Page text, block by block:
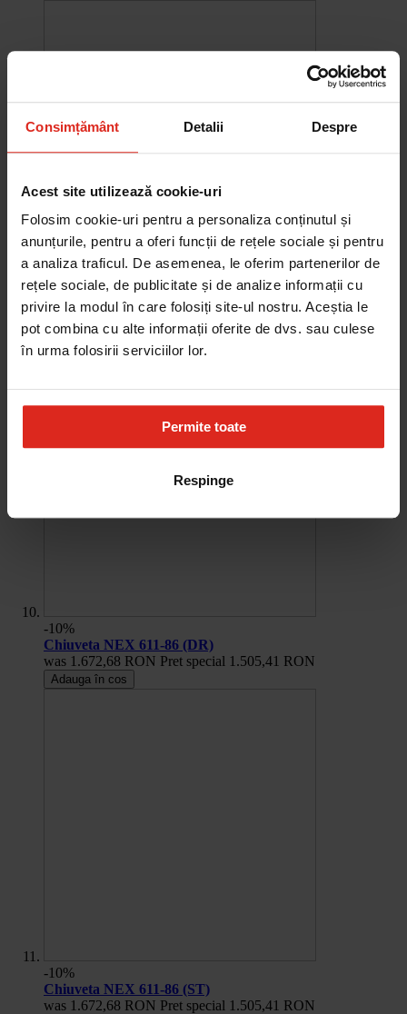
Consimțământ Detalii Despre
Acest site utilizează cookie-uri
Folosim cookie-uri pentru a personaliza conținutul și
anunțurile, pentru a oferi funcții de rețele sociale și pentru
a analiza traficul. De asemenea, le oferim partenerilor de
rețele sociale, de publicitate și de analize informații cu
privire la modul în care folosiți site-ul nostru. Aceștia le
pot combina cu alte informații oferite de dvs. sau culese
în urma folosirii serviciilor lor.
Permite toate
Respinge
-10%
Chiuveta Maris MRG 610-60
was 2.578,27 RON Pret special 2.320,44 RON
Adauga în cos
-10%
Chiuveta NEX 611-86 (DR)
was 1.672,68 RON Pret special 1.505,41 RON
Adauga în cos
-10%
Chiuveta NEX 611-86 (ST)
was 1.672,68 RON Pret special 1.505,41 RON